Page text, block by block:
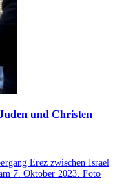
und Christen